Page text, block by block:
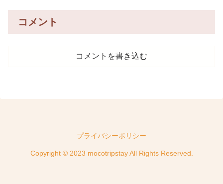
コメント
コメントを書き込む
プライバシーポリシー
Copyright © 2023 mocotripstay All Rights Reserved.